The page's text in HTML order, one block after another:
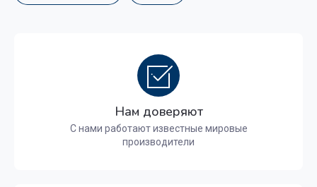
Нам доверяют
С нами работают известные мировые
производители